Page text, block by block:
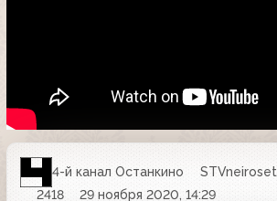
4-й канал Останкино
STVneiroset
2418
29 ноября 2020, 14:29